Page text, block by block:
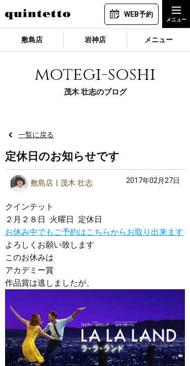
WEB予約
敷島店 岩神店 メニュー
motegi-soshi
茂木 壮志のブログ
一覧に戻る
定休日のお知らせです
敷島店 茂木 壮志 2017年02月27日
クインテット
２月２８日 火曜日 定休日
お休み中でもご予約はこちらからお取り出来ます
よろしくお願い致します
このお休みは
アカデミー賞
作品賞は逃しましたが、